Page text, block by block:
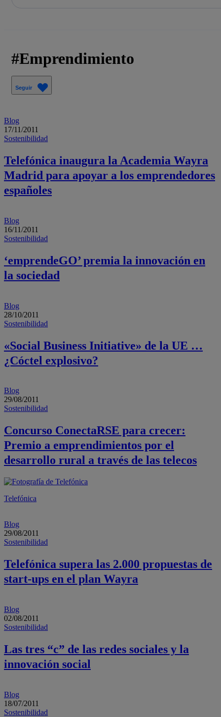
Emprendimiento
Seguir
Blog
17/11/2011
Sostenibilidad
Telefónica inaugura la Academia Wayra
Madrid para apoyar a los emprendedores
españoles
Blog
16/11/2011
Sostenibilidad
‘emprendeGO’ premia la innovación en
la sociedad
Blog
28/10/2011
Sostenibilidad
«Social Business Initiative» de la UE …
¿Cóctel explosivo?
Blog
29/08/2011
Sostenibilidad
Concurso ConectaRSE para crecer:
Premio a emprendimientos por el
desarrollo rural a través de las telecos
Telefónica
Blog
29/08/2011
Sostenibilidad
Telefónica supera las 2.000 propuestas de
start-ups en el plan Wayra
Blog
02/08/2011
Sostenibilidad
Las tres “c” de las redes sociales y la
innovación social
Blog
18/07/2011
Sostenibilidad